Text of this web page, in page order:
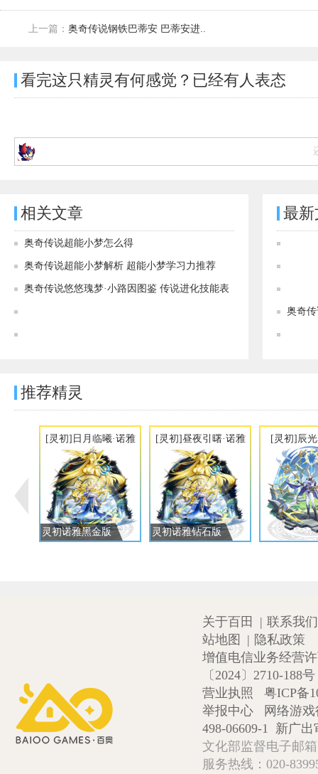
上一篇： 奥奇传说钢铁巴蒂安 巴蒂安进..
看完这只精灵有何感觉？已经有人表态
相关文章
奥奇传说超能小梦怎么得
奥奇传说超能小梦解析 超能小梦学习力推荐
奥奇传说悠悠瑰梦·小路因图鉴 传说进化技能表
最
奥奇
推荐精灵
[灵初]日月临曦·诺雅
灵初诺雅黑金版
[灵初]昼夜引曙·诺雅
灵初诺雅钻石版
[灵初]辰
关于百田 | 联系我们
站地图
| 隐私政策
增值电信业务经营
〔2024〕2710-188号
营业执照
粤ICP备
举报中心
网络游
498-06609-1 新广出
文化部监督电子邮
服务热线：020-